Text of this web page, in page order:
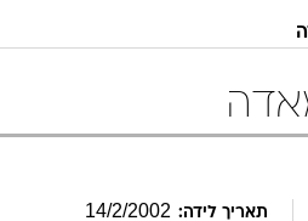
תאריך לידה: 14/2/2002